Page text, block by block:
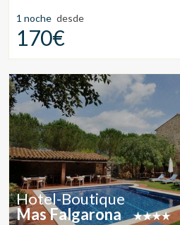
1 noche desde
170€
Hotel-Boutique
Mas Falgarona